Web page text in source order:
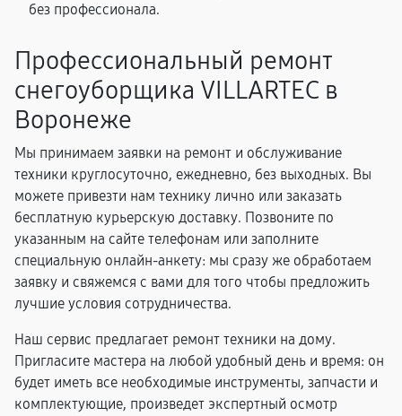
без профессионала.
Профессиональный ремонт
снегоуборщика VILLARTEC в
Воронеже
Мы принимаем заявки на ремонт и обслуживание
техники круглосуточно, ежедневно, без выходных. Вы
можете привезти нам технику лично или заказать
бесплатную курьерскую доставку. Позвоните по
указанным на сайте телефонам или заполните
специальную онлайн-анкету: мы сразу же обработаем
заявку и свяжемся с вами для того чтобы предложить
лучшие условия сотрудничества.
Наш сервис предлагает ремонт техники на дому.
Пригласите мастера на любой удобный день и время: он
будет иметь все необходимые инструменты, запчасти и
комплектующие, произведет экспертный осмотр